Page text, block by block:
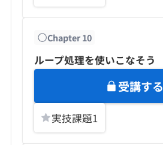
Chapter10
ループ処理を使いこなそう
受講する
実技課題1